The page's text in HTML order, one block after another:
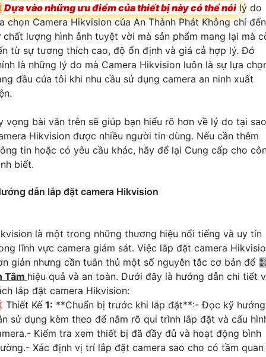
Dựa vào những ưu điểm của thiết bị này có thể nói lý do
chọn Camera Hikvision của An Thành Phát Không chỉ đến
chất lượng hình ảnh tuyệt vời mà sản phẩm mang lại mà
từ sự tương thích cao, độ ổn định và giá cả hợp lý. Đó
là những lý do mà Camera Hikvision luôn là sự lựa
đầu của tôi khi nhu cầu sử dụng camera an ninh xuất
vọng bài văn trên sẽ giúp bạn hiểu rõ hơn về lý do tại sao
Hikvision được nhiều người tin dùng. Nếu cần thêm
tin hoặc có yêu cầu khác, hãy để lại Cung cấp cho
biết.
dẫn lắp đặt camera Hikvision
là một trong những thương hiệu nổi tiếng và uy tín
lĩnh vực camera giám sát. Việc lắp đặt camera
giản nhưng cần tuân thủ một số nguyên tắc cơ bản để
Tâm hiệu quả và an toàn. Dưới đây là hướng dẫn chi tiết
lắp đặt camera Hikvision:
Thiết Kế 1: **Chuẩn bị trước khi lắp đặt**:- Đọc kỹ hướng
sử dụng kèm theo để nắm rõ qui trình lắp đặt và cấu
Kiểm tra xem thiết bị đã đầy đủ và hoạt động bình
Xác định vị trí lắp đặt camera sao cho có tầm quan